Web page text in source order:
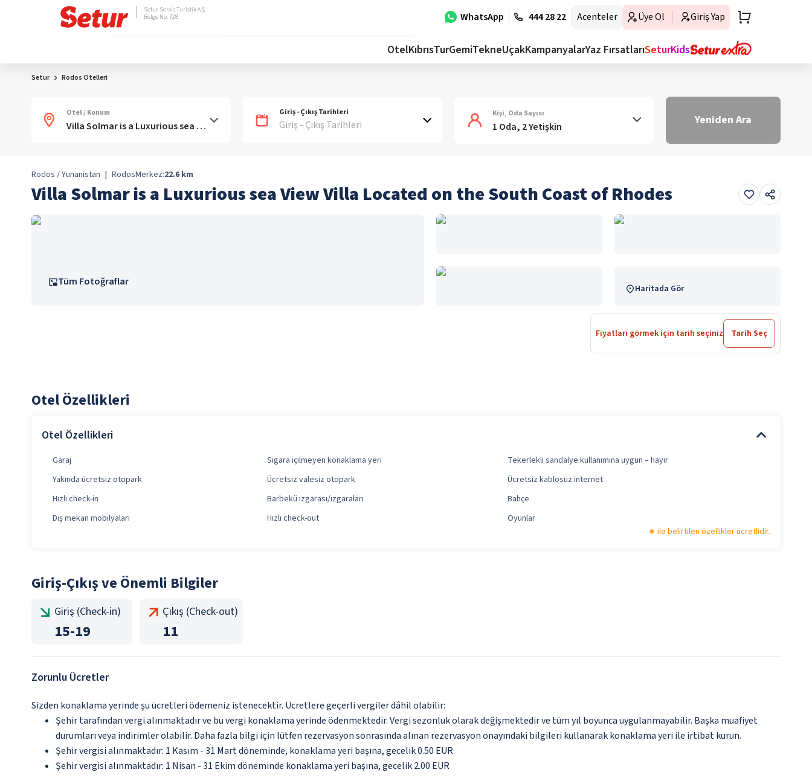
WhatsApp 444 28 22 Acenteler Üye Ol Giriş Yap
Setur Servis Turistik A.Ş.
Belge No: 728
OtelKıbrısTurGemiTekneUçakKampanyalarYaz FırsatlarıSeturKids
Setur Rodos Otelleri
Otel / Konum Giriş - Çıkış Tarihleri
Giriş - Çıkış Tarihleri
Kişi, Oda Sayısı
1 Oda, 2 Yetişkin Yeniden Ara
Rodos / Yunanistan | RodosMerkez:22.6 km
Villa Solmar is a Luxurious sea View Villa Located on the South Coast of Rhodes
Tüm Fotoğraflar
Haritada Gör
Fiyatları görmek için tarih seçiniz Tarih Seç
Otel Özellikleri
Otel Özellikleri
Garaj Sigara içilmeyen konaklama yeri
Tekerlekli sandalye kullanımına uygun – hayır
Yakında ücretsiz otopark
Ücretsiz valesiz otopark
Ücretsiz kablosuz internet
Hızlı check-in
Barbekü ızgarası/ızgaraları
Bahçe
Dış mekan mobilyaları
Hızlı check-out
Oyunlar
ile belirtilen özellikler ücretlidir.
Giriş-Çıkış ve Önemli Bilgiler
Giriş (Check-in)
15-19
Çıkış (Check-out)
11
Zorunlu Ücretler
Sizden konaklama yerinde şu ücretleri ödemeniz istenecektir. Ücretlere geçerli vergiler dâhil olabilir:
Şehir tarafından vergi alınmaktadır ve bu vergi konaklama yerinde ödenmektedir. Vergi sezonluk olarak değişmektedir ve tüm yıl boyunca uygulanmayabilir. Başka muafiyet
durumları veya indirimler olabilir. Daha fazla bilgi için lütfen rezervasyon sonrasında alınan rezervasyon onayındaki bilgileri kullanarak konaklama yeri ile irtibat kurun.
Şehir vergisi alınmaktadır: 1 Kasım - 31 Mart döneminde, konaklama yeri başına, gecelik 0.50 EUR
Şehir vergisi alınmaktadır: 1 Nisan - 31 Ekim döneminde konaklama yeri başına, gecelik 2.00 EUR